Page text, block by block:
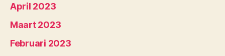
April 2023
Maart 2023
Februari 2023